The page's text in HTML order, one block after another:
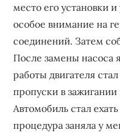
место его установки
особое внимание на
соединений. Затем
После замены насоса
работы двигателя
пропуски в зажигании
Автомобиль стал
процедура заняла у